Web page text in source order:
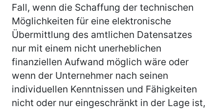
Fall, wenn die Schaffung der technischen
Möglichkeiten für eine elektronische
Übermittlung des amtlichen Datensatzes
nur mit einem nicht unerheblichen
finanziellen Aufwand möglich wäre oder
wenn der Unternehmer nach seinen
individuellen Kenntnissen und Fähigkeiten
nicht oder nur eingeschränkt in der Lage ist,